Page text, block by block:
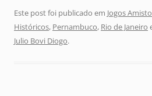
Este post foi publicado em Jogos
Históricos, Pernambuco, Rio de Janeiro
Julio Bovi Diogo.